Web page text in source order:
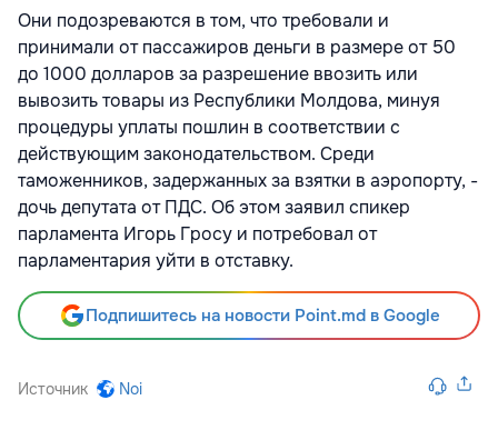
Они подозреваются в том, что требовали и
принимали от пассажиров деньги в размере от 50
до 1000 долларов за разрешение ввозить или
вывозить товары из Республики Молдова, минуя
процедуры уплаты пошлин в соответствии с
действующим законодательством. Среди
таможенников, задержанных за взятки в аэропорту, -
дочь депутата от ПДС. Об этом заявил спикер
парламента Игорь Гросу и потребовал от
парламентария уйти в отставку.
Подпишитесь на новости Point.md в Google
Источник Noi